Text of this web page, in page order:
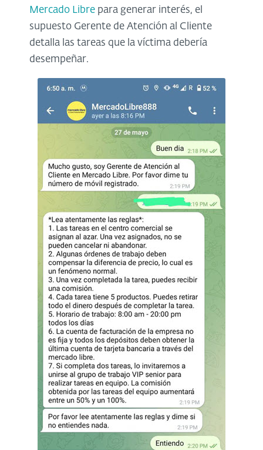
Mercado Libre para generar interés, el
supuesto Gerente de Atención al Cliente
detalla las tareas que la víctima debería
desempeñar.